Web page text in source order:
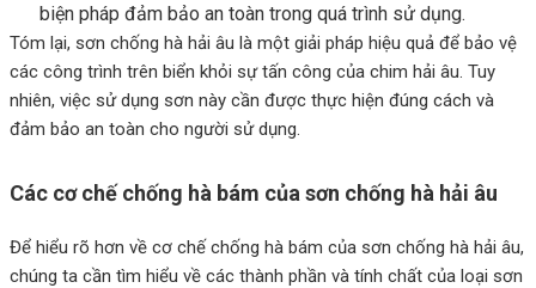
biện pháp đảm bảo an toàn trong quá trình sử dụng.
Tóm lại, sơn chống hà hải âu là một giải pháp hiệu quả để bảo vệ
các công trình trên biển khỏi sự tấn công của chim hải âu. Tuy
nhiên, việc sử dụng sơn này cần được thực hiện đúng cách và
đảm bảo an toàn cho người sử dụng.
Các cơ chế chống hà bám của sơn chống hà hải âu
Để hiểu rõ hơn về cơ chế chống hà bám của sơn chống hà hải âu,
chúng ta cần tìm hiểu về các thành phần và tính chất của loại sơn